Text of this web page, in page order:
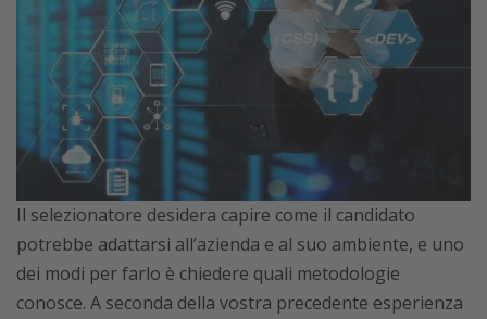
Il selezionatore desidera capire come il candidato
potrebbe adattarsi all’azienda e al suo ambiente, e uno
dei modi per farlo è chiedere quali metodologie
conosce. A seconda della vostra precedente esperienza